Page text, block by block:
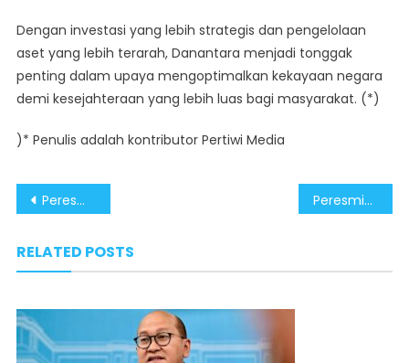
Dengan investasi yang lebih strategis dan pengelolaan
aset yang lebih terarah, Danantara menjadi tonggak
penting dalam upaya mengoptimalkan kekayaan negara
demi kesejahteraan yang lebih luas bagi masyarakat. (*)
)* Penulis adalah kontributor Pertiwi Media
Post
Peresmian Danantara Mampu Tingkatkan Pertumbuhan Ekonomi Peresmian Danantara Tingkatkan Pertumbuhan Ekonomi RI
RELATED POSTS